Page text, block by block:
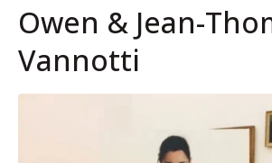
Owen & Jean-
Vannotti